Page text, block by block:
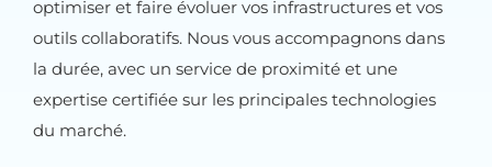
optimiser et faire évoluer vos infrastructures et vos
outils collaboratifs. Nous vous accompagnons dans
la durée, avec un service de proximité et une
expertise certifiée sur les principales technologies
du marché.